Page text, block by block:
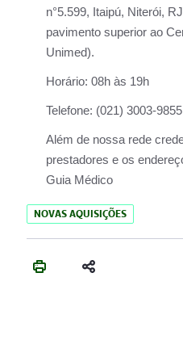
n°5.599, Itaipú, Niterói,
pavimento superior ao
Unimed).
Horário: 08h às 19h
Telefone: (021) 3003-
Além de nossa rede
prestadores e os
Guia Médico
NOVAS AQUISIÇÕES